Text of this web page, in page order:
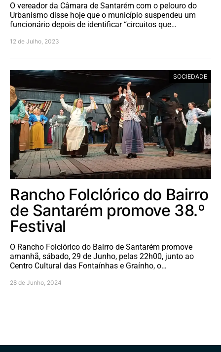
O vereador da Câmara de Santarém com o pelouro do
Urbanismo disse hoje que o município suspendeu um
funcionário depois de identificar “circuitos que…
12 de Julho, 2023
SOCIEDADE
Rancho Folclórico do Bairro
de Santarém promove 38.º
Festival
O Rancho Folclórico do Bairro de Santarém promove
amanhã, sábado, 29 de Junho, pelas 22h00, junto ao
Centro Cultural das Fontaínhas e Graínho, o…
28 de Junho, 2024